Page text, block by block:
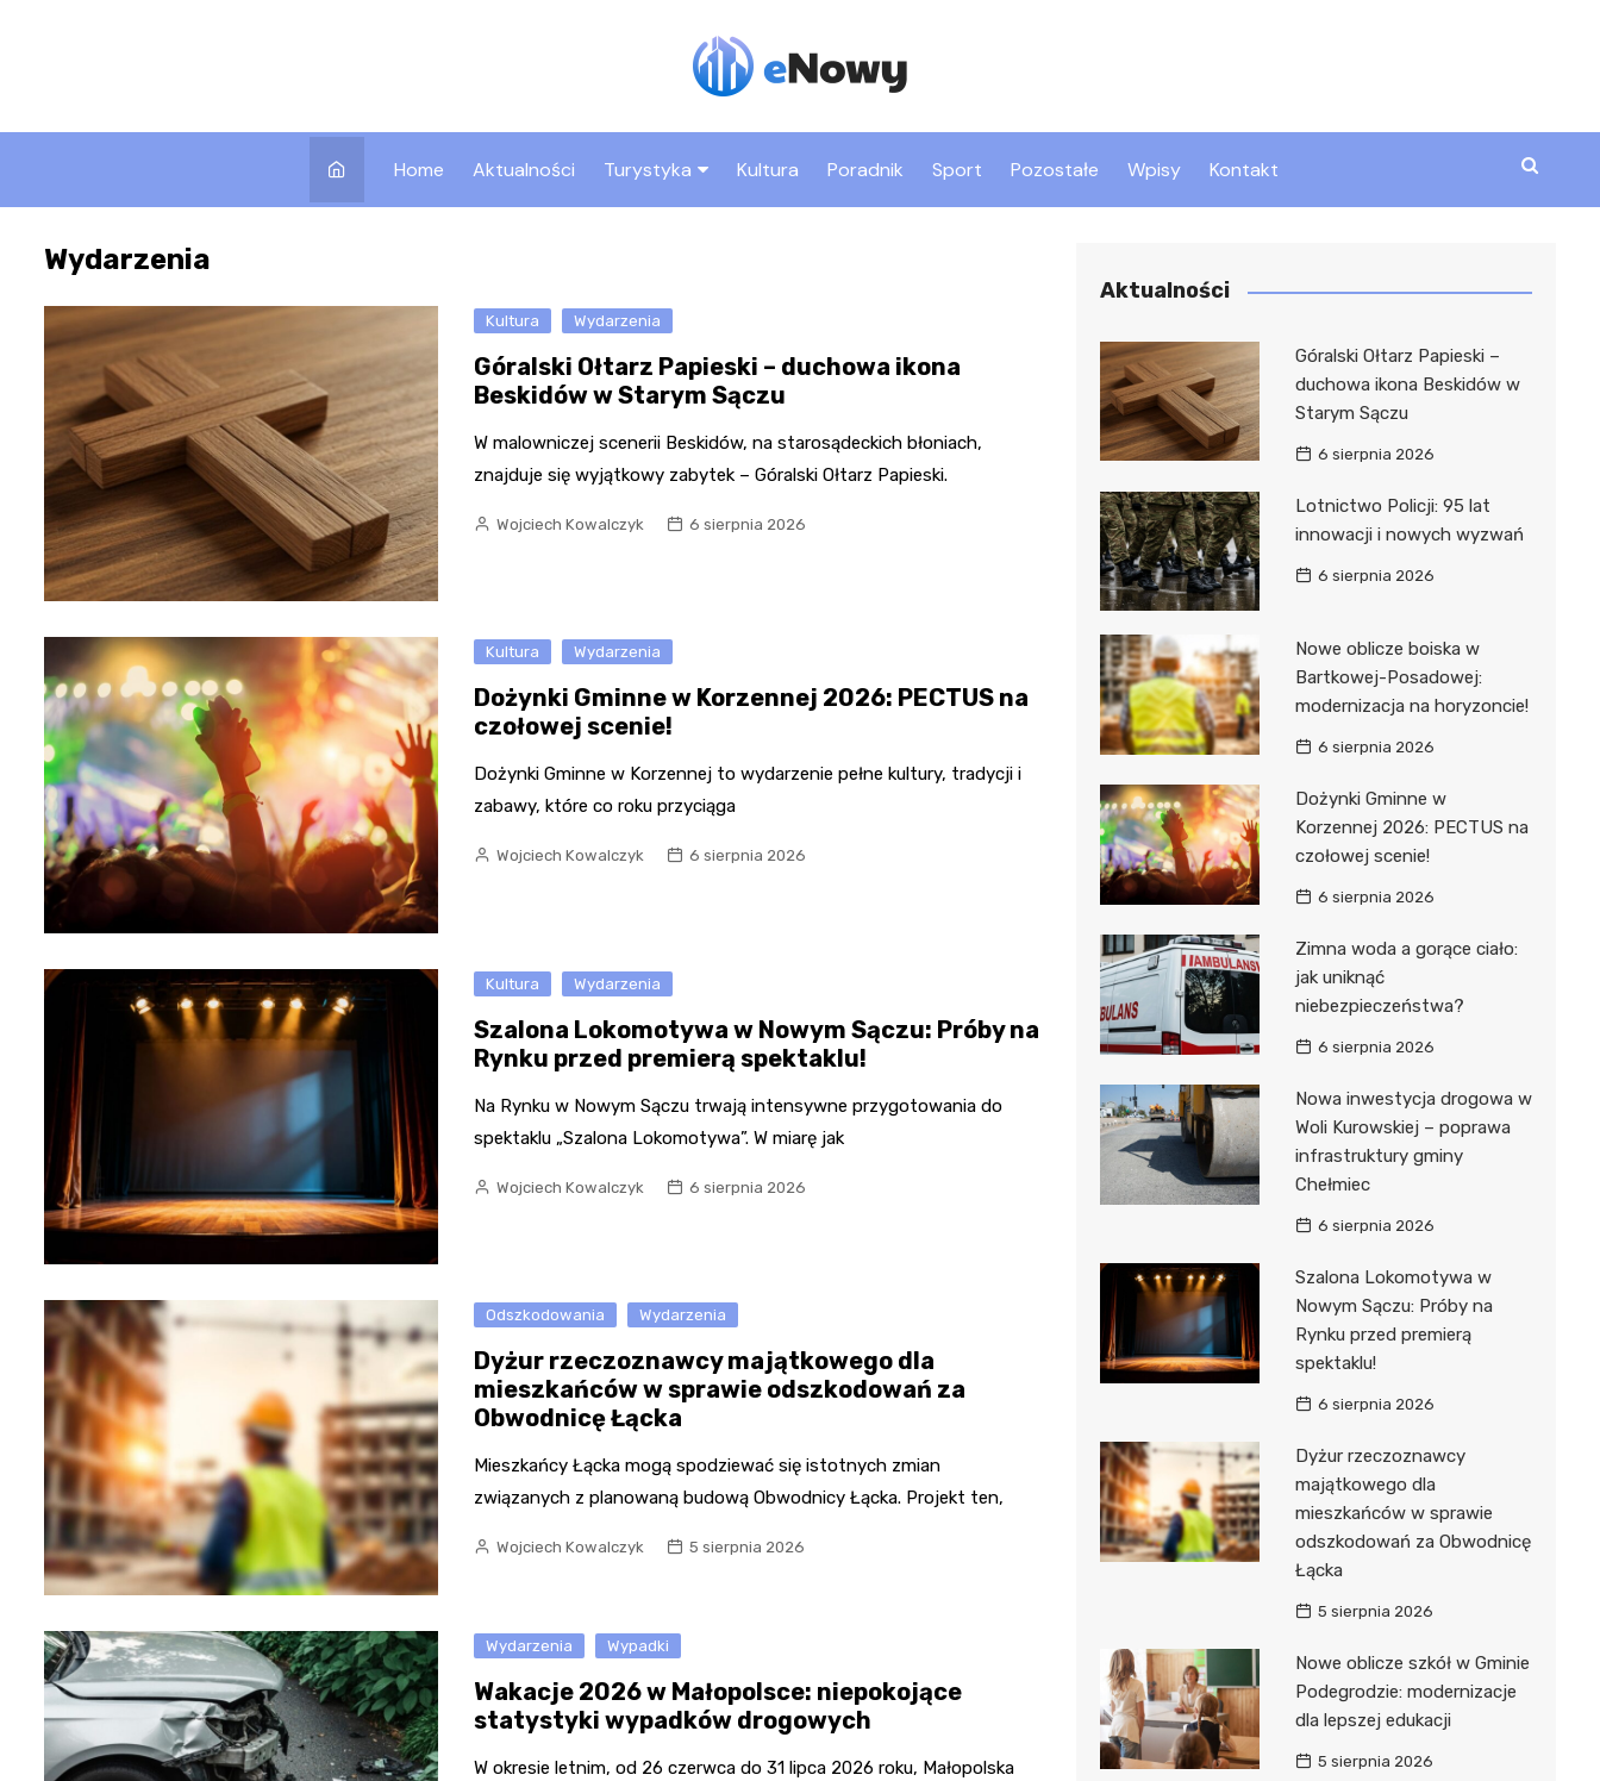
Home Aktualności Turystyka
Kowalska
Etnograficzny
Miasteczko Galicyjskie
„Bobrowisko”
Atrakcje dla dzieci w
Nowym Sączu
Kryta pływalnia MOSiR
Zabytki Nowego Sącza
„Biały Klasztor” – klasztor
Sióstr Niepokalanego
Poczęcia NMP
Kultura Poradnik Sport Pozostałe Wpisy Kontakt
Wydarzenia
Kultura Wydarzenia
Góralski Ołtarz Papieski – duchowa ikona
Beskidów w Starym Sączu
W malowniczej scenerii Beskidów, na starosądeckich błoniach,
znajduje się wyjątkowy zabytek – Góralski Ołtarz Papieski.
Wojciech Kowalczyk 6 sierpnia 2026
Kultura Wydarzenia
Dożynki Gminne w Korzennej 2026: PECTUS na
czołowej scenie!
Dożynki Gminne w Korzennej to wydarzenie pełne kultury, tradycji i
zabawy, które co roku przyciąga
Wojciech Kowalczyk 6 sierpnia 2026
Kultura Wydarzenia
Szalona Lokomotywa w Nowym Sączu: Próby na
Rynku przed premierą spektaklu!
Na Rynku w Nowym Sączu trwają intensywne przygotowania do
spektaklu „Szalona Lokomotywa”. W miarę jak
Wojciech Kowalczyk 6 sierpnia 2026
Odszkodowania Wydarzenia
Dyżur rzeczoznawcy majątkowego dla
mieszkańców w sprawie odszkodowań za
Obwodnicę Łącka
Mieszkańcy Łącka mogą spodziewać się istotnych zmian
związanych z planowaną budową Obwodnicy Łącka. Projekt ten,
Wojciech Kowalczyk 5 sierpnia 2026
Wydarzenia Wypadki
Wakacje 2026 w Małopolsce: niepokojące
statystyki wypadków drogowych
W okresie letnim, od 26 czerwca do 31 lipca 2026 roku, Małopolska
Aktualności
Góralski Ołtarz Papieski –
duchowa ikona Beskidów w
Starym Sączu
6 sierpnia 2026
Lotnictwo Policji: 95 lat
innowacji i nowych wyzwań
6 sierpnia 2026
Nowe oblicze boiska w
Bartkowej-Posadowej:
modernizacja na horyzoncie!
6 sierpnia 2026
Dożynki Gminne w
Korzennej 2026: PECTUS na
czołowej scenie!
6 sierpnia 2026
Zimna woda a gorące ciało:
jak uniknąć
niebezpieczeństwa?
6 sierpnia 2026
Nowa inwestycja drogowa w
Woli Kurowskiej – poprawa
infrastruktury gminy
Chełmiec
6 sierpnia 2026
Szalona Lokomotywa w
Nowym Sączu: Próby na
Rynku przed premierą
spektaklu!
6 sierpnia 2026
Dyżur rzeczoznawcy
majątkowego dla
mieszkańców w sprawie
odszkodowań za Obwodnicę
Łącka
5 sierpnia 2026
Nowe oblicze szkół w Gminie
Podegrodzie: modernizacje
dla lepszej edukacji
5 sierpnia 2026